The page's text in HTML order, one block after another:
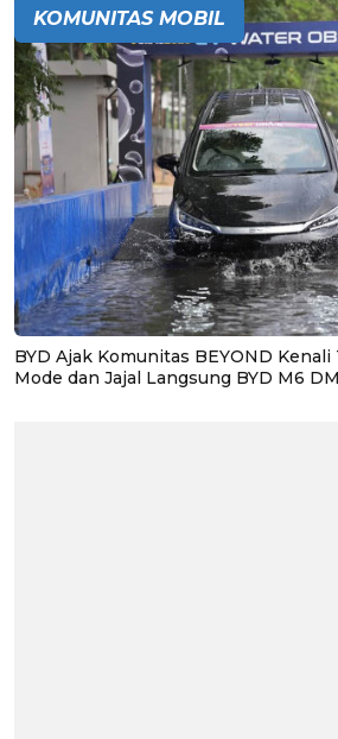
KOMUNITAS MOBIL
BYD Ajak Komunitas BEYOND
Mode dan Jajal Langsung BYD M6